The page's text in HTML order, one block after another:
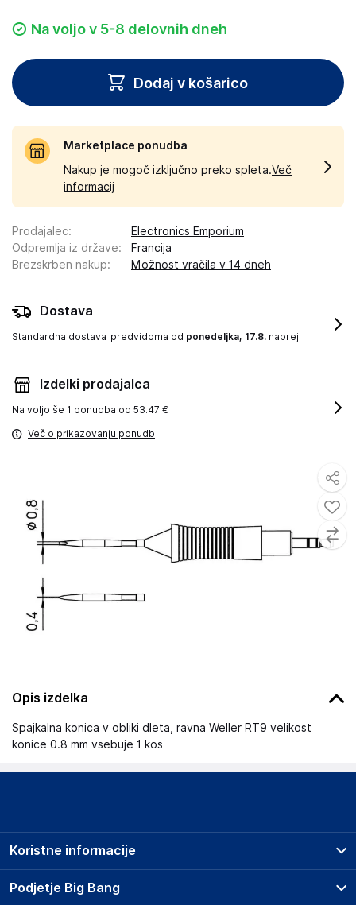
Opis izdelka
Spajkalna konica v obliki dleta, ravna Weller RT9 velikost
konice 0.8 mm vsebuje 1 kos
Na voljo v 5-8 delovnih dneh
Dodaj v košarico
Marketplace ponudba
Nakup je mogoč izključno preko spleta.Več
informacij
Prodajalec:
Electronics Emporium
Odpremlja iz države:
Francija
Brezskrben nakup: Možnost vračila v 14 dneh
Dostava
Standardna dostava predvidoma od ponedeljka, 17.8. naprej
Izdelki prodajalca
Na voljo še 1 ponudba od 53.47 €
Več o prikazovanju ponudb
Podjetje Big Bang
Koristne informacije
Prodajna mesta